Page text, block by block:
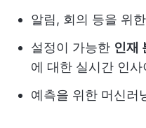
알림, 회의 등을 위
설정이 가능한 인재
에 대한 실시간 인
예측을 위한 머신러